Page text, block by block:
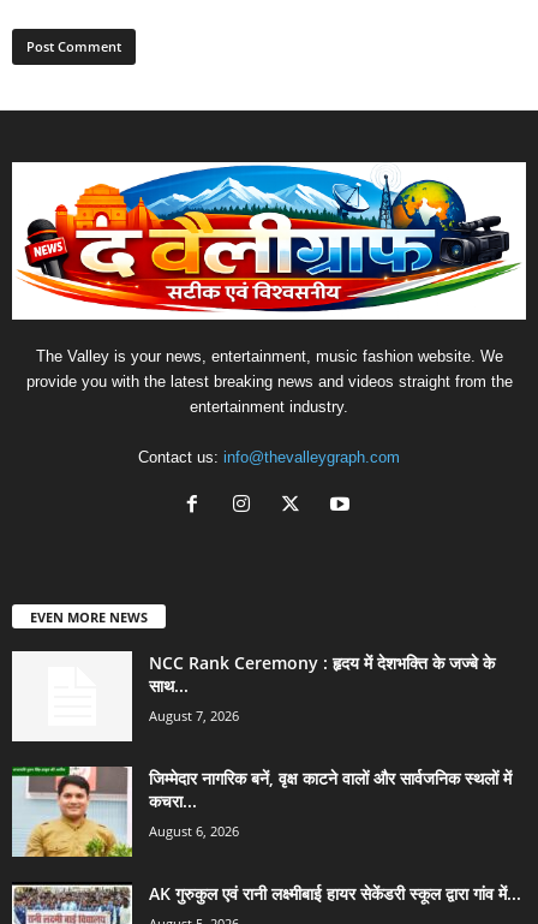
The Valley is your news, entertainment, music fashion website. We
provide you with the latest breaking news and videos straight from the
entertainment industry.
Contact us: info@thevalleygraph.com
EVEN MORE NEWS
NCC Rank Ceremony : हृदय में देशभक्ति के जज्बे के
साथ...
August 7, 2026
जिम्मेदार नागरिक बनें, वृक्ष काटने वालों और सार्वजनिक स्थलों में
कचरा...
August 6, 2026
AK गुरुकुल एवं रानी लक्ष्मीबाई हायर सेकेंडरी स्कूल द्वारा गांव में...